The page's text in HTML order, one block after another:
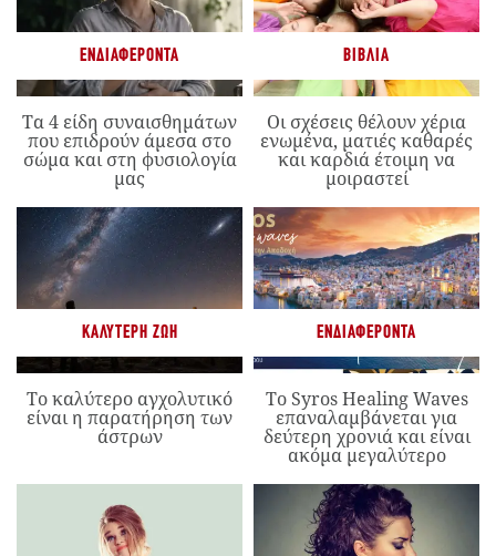
ΕΝΔΙΑΦΈΡΟΝΤΑ
Τα 4 είδη συναισθημάτων
που επιδρούν άμεσα στο
σώμα και στη φυσιολογία
μας
ΒΙΒΛΊΑ
Οι σχέσεις θέλουν χέρια
ενωμένα, ματιές καθαρές
και καρδιά έτοιμη να
μοιραστεί
ΚΑΛΎΤΕΡΗ ΖΩΉ
Το καλύτερο αγχολυτικό
είναι η παρατήρηση των
άστρων
ΕΝΔΙΑΦΈΡΟΝΤΑ
Το Syros Healing Waves
επαναλαμβάνεται για
δεύτερη χρονιά και είναι
ακόμα μεγαλύτερο